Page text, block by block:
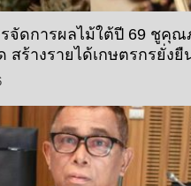
รจัดการผลไม้ใต้ปี 69 ชูคุณ
สร้างรายได้เกษตรกรยั่งยื